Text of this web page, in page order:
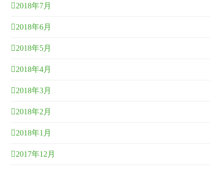
2018年7月
2018年6月
2018年5月
2018年4月
2018年3月
2018年2月
2018年1月
2017年12月